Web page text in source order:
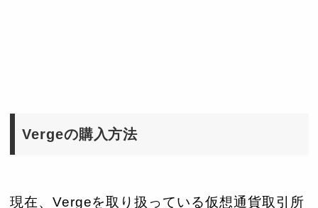
Vergeの購入方法
現在、Vergeを取り扱っている仮想通貨取引所